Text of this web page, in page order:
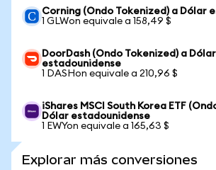
Corning (Ondo Tokenized) a Dólar
1 GLWon equivale a 158,49 $
DoorDash (Ondo Tokenized) a Dólar
estadounidense
1 DASHon equivale a 210,96 $
iShares MSCI South Korea ETF
Dólar estadounidense
1 EWYon equivale a 165,63 $
Explorar más conversiones